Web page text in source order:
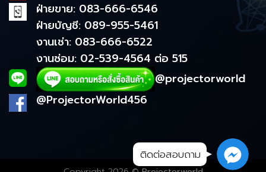
ฝ่ายขาย: 083-666-6546
ฝ่ายบัญชี: 089-955-5461
งานเช่า: 083-666-6522
งานซ่อม: 02-539-4564 ต่อ 515
@projectorworld
@ProjectorWorld456
ติดต่อสอบถาม